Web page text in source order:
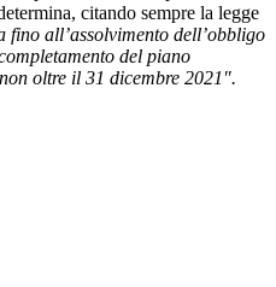
citando sempre la legge
fino all’assolvimento dell’obbligo
del piano
oltre il 31 dicembre 2021″.